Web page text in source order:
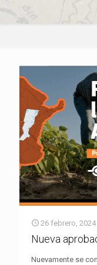
26 febrero, 2024
Nueva
Nuevamente se